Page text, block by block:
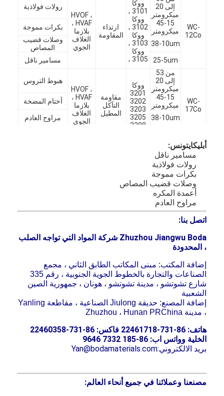
المنزل
المنتجات
حولنا
جولة في المصنع
اتصل بنا
نتحدث الآن
يلقي مسحوق كربيد التنجستن
مصبوب كروي كربيد التنجستن
WC-
12Co
إلى 20
ميكرومتر
ووكا
3101 ،
ووكا
3102 ،
ووكا
3103 ،
ووكا
3105 ،
ارتداء
المقاومة
HVOF ،
HVAF ،
بلازما
الغلاف
الجوي
رولات فولاذية
45-15
ميكرومتر
بكرات مموجة
38-10um
وصلات قضيب
المصاص
25-5um
مسامير ناقل
WC-
17Co
من 53
إلى 20
ميكرومتر
ووكا
3201
3202
3203
3205
3208
مقاومة
التآكل
المطيل
HVOF ،
HVAF ،
بلازما
الغلاف
الجوي
هبوط التروس
45-15
ميكرومتر
أختام المضخة
38-10um مراوح العادم
أبليكايتونس:
مسامير ناقل
رولات فولاذية
بكرات مموجة
وصلات قضيب المصاص
أعمدة المكره
مراوح العادم
اتصل بنا:
Zhuzhou Jiangwu Boda شركة المواد التي تواجه الصلب
، المحدودة
إضافة المكتب: مبنى المكاتب الطابق الثاني ، مجمع
الصناعات والتجارة بالخطوط الجوية الجنوبية ، رقم 335
شارع تشوتشو ، مدينة تشوتشو ، هونان ، جمهورية الصين
الشعبية
إضافة المصنع: حديقة Jiulong الصناعية ، مقاطعة Yanling
، مدينة Zhuzhou ، Hunan PRChina
هاتف: 86-731-22461718 فاكس: 86-731-22460358
الخلية وواتس اب: 86-185 7332 9646
بريد الالكتروني:Yan@bodamaterials.com
مصنعنا وعملائنا في جميع أنحاء العالم: